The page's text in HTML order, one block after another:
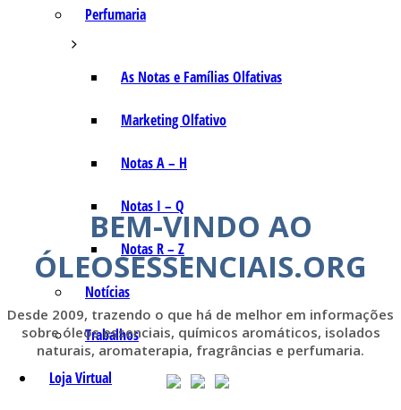
Perfumaria
As Notas e Famílias Olfativas
Marketing Olfativo
Notas A – H
Notas I – Q
Notas R – Z
Notícias
Trabalhos
Loja Virtual
BEM-VINDO AO
ÓLEOSESSENCIAIS.ORG
Desde 2009, trazendo o que há de melhor em informações
sobre óleos essenciais, químicos aromáticos, isolados
naturais, aromaterapia, fragrâncias e perfumaria.